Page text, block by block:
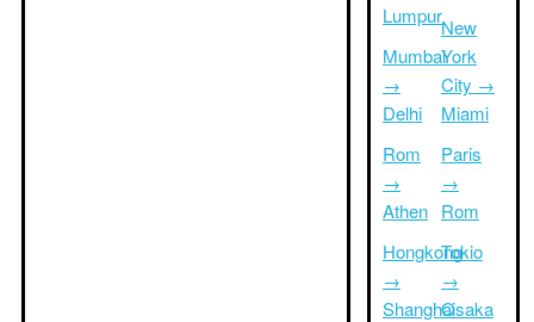
Lumpur
Mumbai
→
Delhi
Rom
→
Athen
Hongkong
→
Shanghai
New
York
City →
Miami
Paris
→
Rom
Tokio
→
Osaka